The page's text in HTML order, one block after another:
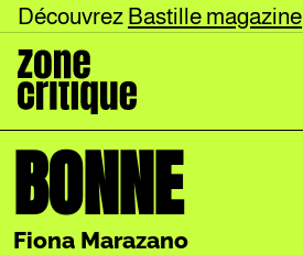
Découvrez Bastille magazine
BONNE
Fiona Marazano